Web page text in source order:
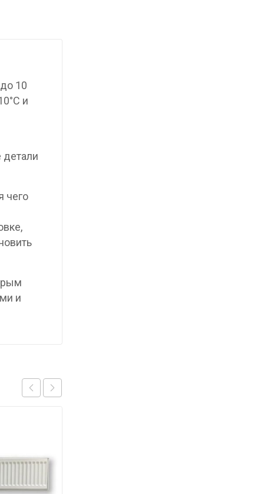
10
и
чего
и